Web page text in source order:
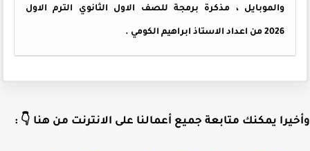
والموبايل ، مذكرة برمجة للصف الاول الثانوي الترم الاول
2026 من اعداد الاستاذ ابراهيم الكومي .
يمكنك متابعة جميع أعمالنا على الانترنت من هنا 👇 :